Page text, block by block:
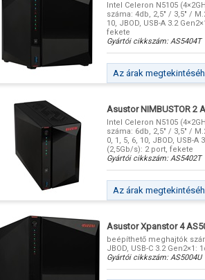
Intel Celeron N5105
száma: 4db, 2,5" / 3,5" /
10, JBOD, USB-A 3.2
fekete
Gyártói cikkszám:AS5404T
Az árak
Asustor NIMBUSTOR 2
Intel Celeron N5105
száma: 6db, 2,5" / 3,5" /
0, 1, 5, 6, 10, JBOD, USB-
(2,5Gb/s): 2 port, fekete
Gyártói cikkszám:AS5402T
Az árak
Asustor Xpanstor 4
beépíthető meghajtók
JBOD, USB-C 3.2 Gen2×1:
Gyártói cikkszám:AS5004U